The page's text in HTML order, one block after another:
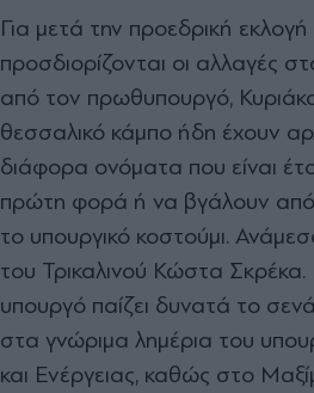
Για µετά την προεδρική
προσδιορίζονται οι αλλαγές
από τον πρωθυπουργό,
θεσσαλικό κάµπο ήδη έχουν
διάφορα ονόµατα που είναι
πρώτη φορά ή να βγάλουν
το υπουργικό κοστούµι.
του Τρικαλινού Κώστα
υπουργό παίζει δυνατά το
στα γνώριµα ληµέρια του
και Ενέργειας, καθώς στο